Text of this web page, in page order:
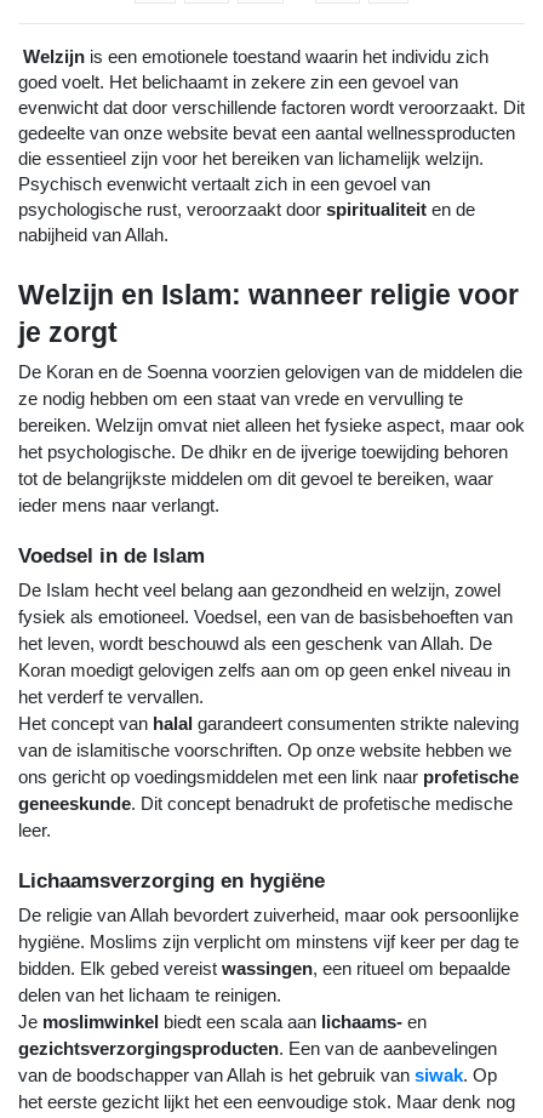
Welzijn is een emotionele toestand waarin het individu zich
goed voelt. Het belichaamt in zekere zin een gevoel van
evenwicht dat door verschillende factoren wordt veroorzaakt. Dit
gedeelte van onze website bevat een aantal wellnessproducten
die essentieel zijn voor het bereiken van lichamelijk welzijn.
Psychisch evenwicht vertaalt zich in een gevoel van
psychologische rust, veroorzaakt door spiritualiteit en de
nabijheid van Allah.
Welzijn en Islam: wanneer religie voor
je zorgt
De Koran en de Soenna voorzien gelovigen van de middelen die
ze nodig hebben om een staat van vrede en vervulling te
bereiken. Welzijn omvat niet alleen het fysieke aspect, maar ook
het psychologische. De dhikr en de ijverige toewijding behoren
tot de belangrijkste middelen om dit gevoel te bereiken, waar
ieder mens naar verlangt.
Voedsel in de Islam
De Islam hecht veel belang aan gezondheid en welzijn, zowel
fysiek als emotioneel. Voedsel, een van de basisbehoeften van
het leven, wordt beschouwd als een geschenk van Allah. De
Koran moedigt gelovigen zelfs aan om op geen enkel niveau in
het verderf te vervallen.
Het concept van halal garandeert consumenten strikte naleving
van de islamitische voorschriften. Op onze website hebben we
ons gericht op voedingsmiddelen met een link naar profetische
geneeskunde. Dit concept benadrukt de profetische medische
leer.
Lichaamsverzorging en hygiëne
De religie van Allah bevordert zuiverheid, maar ook persoonlijke
hygiëne. Moslims zijn verplicht om minstens vijf keer per dag te
bidden. Elk gebed vereist wassingen, een ritueel om bepaalde
delen van het lichaam te reinigen.
Je moslimwinkel biedt een scala aan lichaams-
gezichtsverzorgingsproducten. Een van de aanbevelingen
van de boodschapper van Allah is het gebruik van siwak. Op
het eerste gezicht lijkt het een eenvoudige stok. Maar denk nog